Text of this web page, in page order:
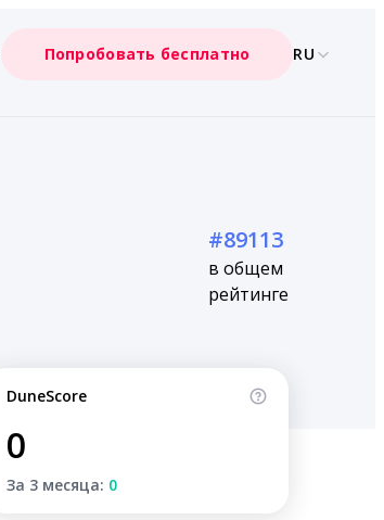
Попробовать бесплатно RU
#89113
в общем
рейтинге
DuneScore
0
За 3 месяца: 0